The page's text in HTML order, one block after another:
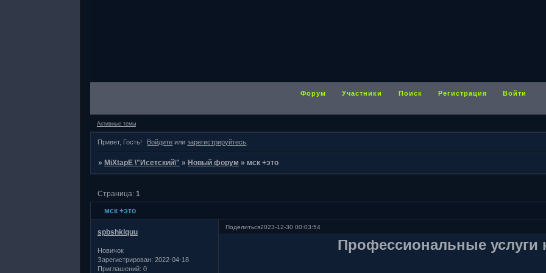
Форум Участники Поиск Регистрация Войти
Активные темы
Привет, Гость! Войдите илизарегистрируйтесь
» MiXtapE \"Исетский\" » Новый форум » мск +это
мск +это
Страница: 1
Поделиться2023-12-30 00:03:54
spbshklquu
Новичок
Зарегистрирован: 2022-04-18
Приглашений: 0
Профессиональные услуги